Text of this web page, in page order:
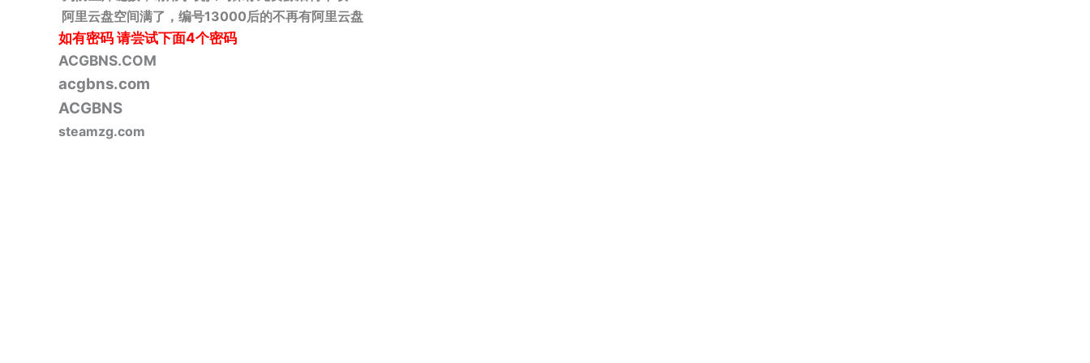
阿里云盘空间满了，编号13000后的不再有阿里云盘
如有密码请尝试下面4个密码
ACGBNS.COM
acgbns.com
ACGBNS
steamzg.com